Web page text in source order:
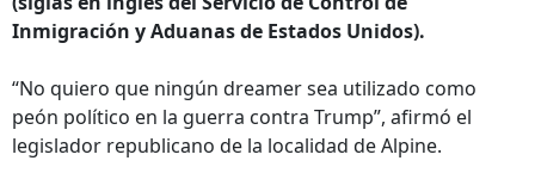
Inmigración y Aduanas de Estados Unidos).
“No quiero que ningún dreamer sea utilizado como
peón político en la guerra contra Trump”, afirmó el
legislador republicano de la localidad de Alpine.